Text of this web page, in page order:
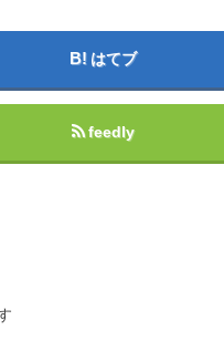
はてブ
feedly